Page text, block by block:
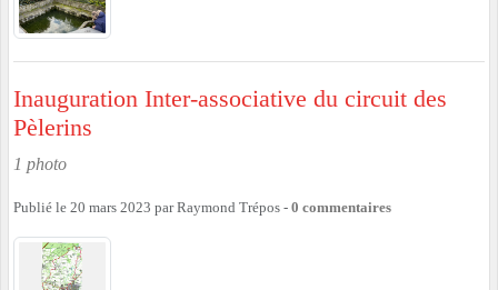
Inauguration Inter-associative du circuit des
Pèlerins
1 photo
Publié le 20 mars 2023 parRaymond Trépos - 0 commentaires